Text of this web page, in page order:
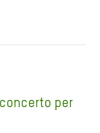
concerto per